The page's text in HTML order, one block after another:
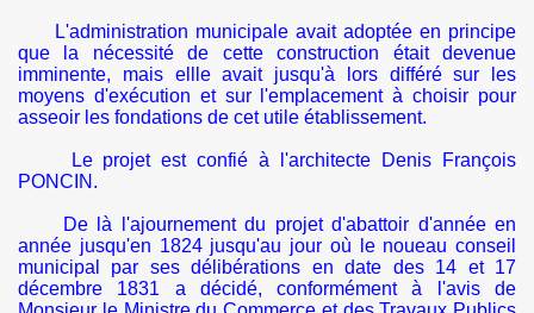
L'administration municipale avait adoptée en principe
que la nécessité de cette construction était devenue
imminente, mais ellle avait jusqu'à lors différé sur les
moyens d'exécution et sur l'emplacement à choisir pour
asseoir les fondations de cet utile établissement.
Le projet est confié à l'architecte Denis François
PONCIN.
De là l'ajournement du projet d'abattoir d'année en
année jusqu'en 1824 jusqu'au jour où le noueau conseil
municipal par ses délibérations en date des 14 et 17
décembre 1831 a décidé, conformément à l'avis de